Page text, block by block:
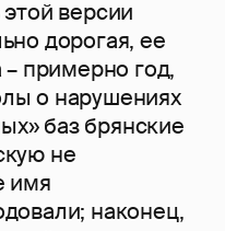
версии
дорогая, ее
– примерно год,
о нарушениях
баз брянские
не
имя
наконец,